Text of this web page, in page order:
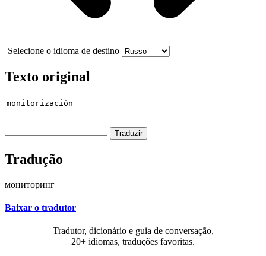
Selecione o idioma de destino
Texto original
Tradução
мониторинг
Baixar o tradutor
Tradutor, dicionário e guia de conversação,
20+ idiomas, traduções favoritas.